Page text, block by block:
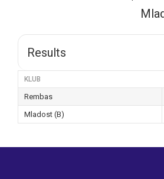
Results
KLUB
Rembas
Mladost (B)